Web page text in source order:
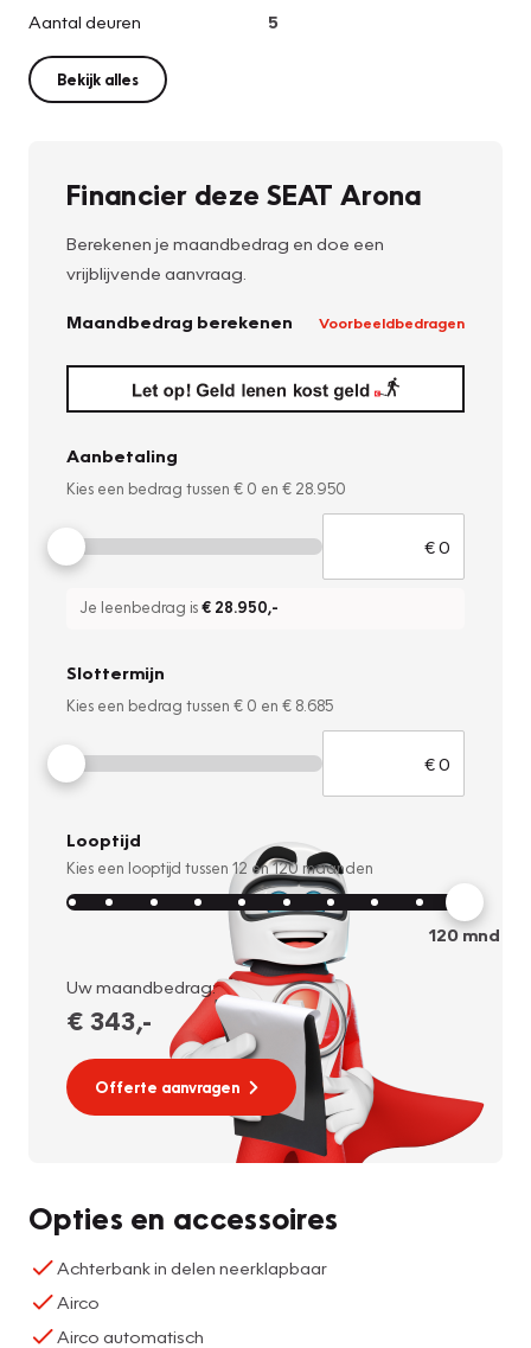
Aantal deuren
5
Bekijk alles
Financier deze SEAT Arona
Berekenen je maandbedrag en doe een
vrijblijvende aanvraag.
Maandbedrag berekenen Voorbeeldbedragen
Aanbetaling
Kies een bedrag tussen € 0 en € 28.950
Je leenbedrag is€ 28.950,-
Slottermijn
Kies een bedrag tussen € 0 en € 8.685
Looptijd
Kies een looptijd tussen 12 en120 maanden
120mnd
Uw maandbedrag:
€ 343,-
Offerte aanvragen
Opties en accessoires
Achterbank in delen neerklapbaar
Airco
Airco automatisch